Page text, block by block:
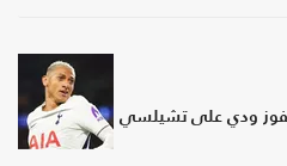
لفوز ودي على تشيلسي